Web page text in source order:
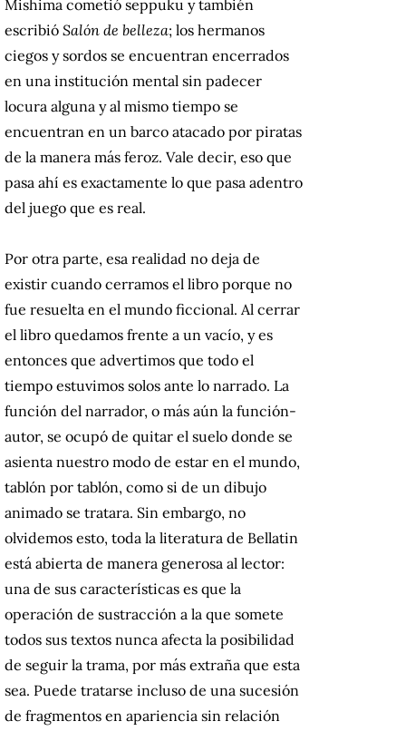
Mishima cometió seppuku y también
escribió Salón de belleza; los hermanos
ciegos y sordos se encuentran encerrados
en una institución mental sin padecer
locura alguna y al mismo tiempo se
encuentran en un barco atacado por piratas
de la manera más feroz. Vale decir, eso que
pasa ahí es exactamente lo que pasa adentro
del juego que es real.
Por otra parte, esa realidad no deja de
existir cuando cerramos el libro porque no
fue resuelta en el mundo ficcional. Al cerrar
el libro quedamos frente a un vacío, y es
entonces que advertimos que todo el
tiempo estuvimos solos ante lo narrado. La
función del narrador, o más aún la función-
autor, se ocupó de quitar el suelo donde se
asienta nuestro modo de estar en el mundo,
tablón por tablón, como si de un dibujo
animado se tratara. Sin embargo, no
olvidemos esto, toda la literatura de Bellatin
está abierta de manera generosa al lector:
una de sus características es que la
operación de sustracción a la que somete
todos sus textos nunca afecta la posibilidad
de seguir la trama, por más extraña que esta
sea. Puede tratarse incluso de una sucesión
de fragmentos en apariencia sin relación